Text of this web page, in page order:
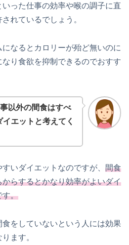
った仕事の効率や喉の調子に直
れているでしょう。
なるとカロリーが殆ど無いのに
り食欲を抑制できるのでおすす
以外の間食はすべ
エットと考えてく
いダイエットなのですが、 間食
らするとかなり効率がよいダイ
す。
をしていないという人には効果
ます。